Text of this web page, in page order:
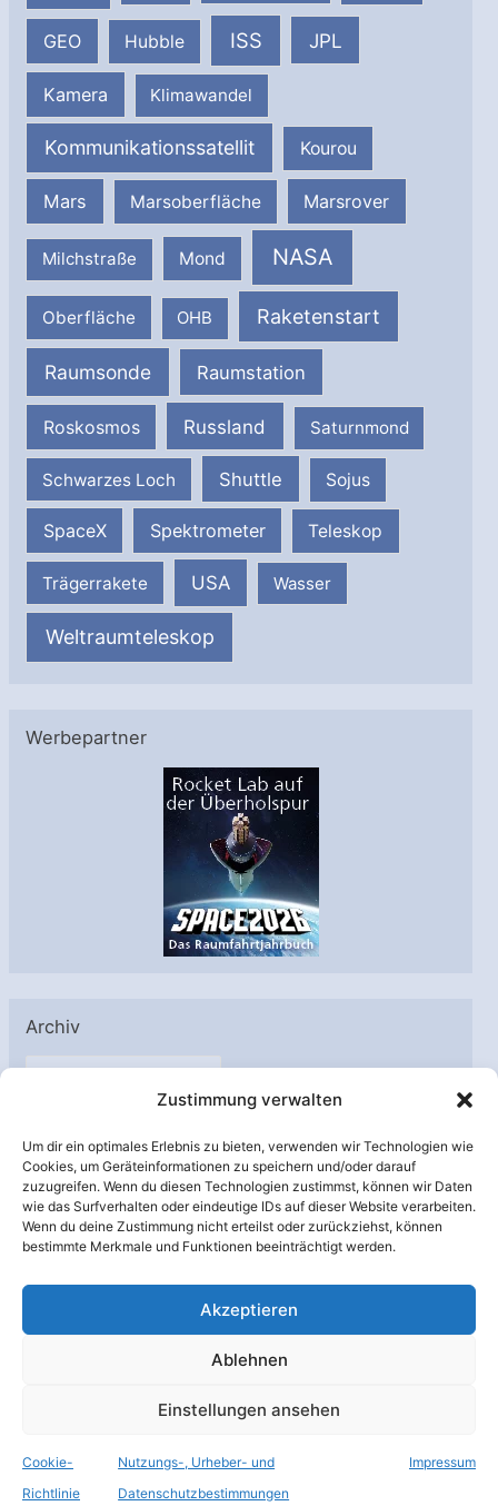
Zustimmung verwalten
Um dir ein optimales Erlebnis zu bieten, verwenden wir Technologien wie
Cookies, um Geräteinformationen zu speichern und/oder darauf
zuzugreifen. Wenn du diesen Technologien zustimmst, können wir Daten
wie das Surfverhalten oder eindeutige IDs auf dieser Website verarbeiten.
Wenn du deine Zustimmung nicht erteilst oder zurückziehst, können
bestimmte Merkmale und Funktionen beeinträchtigt werden.
Akzeptieren
Ablehnen
Einstellungen ansehen
Cookie-
Richtlinie
Nutzungs-, Urheber- und
Datenschutzbestimmungen
Impressum
GEO Hubble ISS JPL
Kamera Klimawandel
Kommunikationssatellit Kourou
Mars Marsoberfläche Marsrover
Milchstraße Mond NASA
Oberfläche OHB Raketenstart
Raumsonde Raumstation
Roskosmos Russland Saturnmond
Schwarzes Loch Shuttle Sojus
SpaceX Spektrometer Teleskop
Trägerrakete USA Wasser
Weltraumteleskop
Werbepartner
Archiv
A
h
i
v
Unterstützt von:
© Raumfahrer Net e.V. 2026